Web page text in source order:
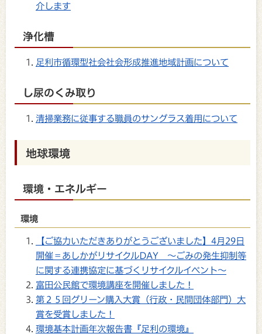
介します
浄化槽
足利市循環型社会社会形成推進地域計画について
し尿のくみ取り
清掃業務に従事する職員のサングラス着用について
地球環境
環境・エネルギー
環境
【ご協力いただきありがとうございました】4月29日
開催＝あしかがリサイクルDAY ～ごみの発生抑制等
に関する連携協定に基づくリサイクルイベント～
富田公民館で環境講座を開催しました！
第２５回グリーン購入大賞（行政・民間団体部門）大
賞を受賞しました！
環境基本計画年次報告書『足利の環境』